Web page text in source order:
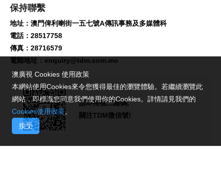
保持聯繫
地址：澳門俾利喇街一五七號A傳訊事務及多媒體科
電話：28517758
傳真：28716579
電郵地址： enquiry@tdm.com.mo
請即掃描二維碼,
關注TDM微信號!
澳廣視 Cookies 使用政策
本網站使用Cookies來令您獲得最佳的瀏覽體驗。若繼續瀏覽此
網站，即標識您同意我們使用你的Cookies。詳情請見我們的
Cookies使用政策。
接受